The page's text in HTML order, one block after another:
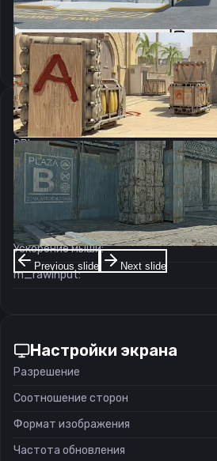
Previous slide Next slide
Скопировать
Настройки мыши
DPI:
Чувствительность мыши в игре:
Чувствительность мыши в зуме:
Чувствительность мыши в Windows:
Ускорение мыши:
m_rawinput:
Настройки экрана
Разрешение
Соотношение сторон
Формат изображения
Частота обновления